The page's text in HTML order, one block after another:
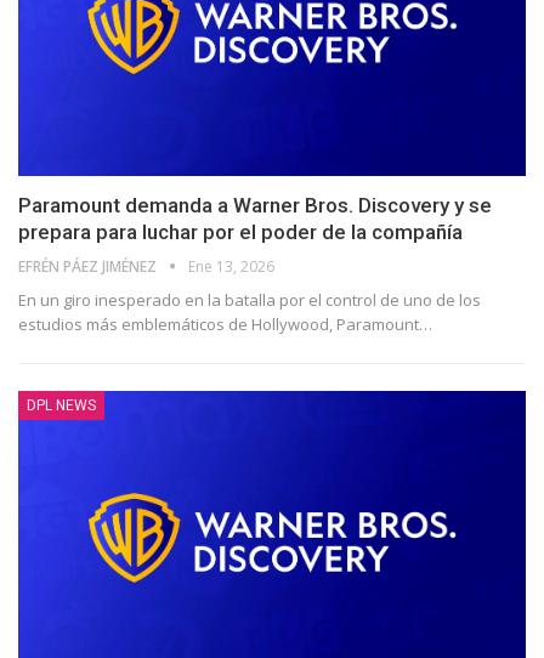
Paramount demanda a Warner Bros. Discovery y se
prepara para luchar por el poder de la compañía
EFRÉN PÁEZ JIMÉNEZ Ene 13, 2026
En un giro inesperado en la batalla por el control de uno de los
estudios más emblemáticos de Hollywood, Paramount…
DPL NEWS